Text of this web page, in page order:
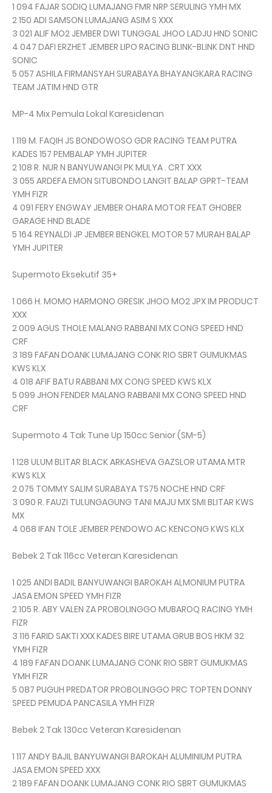
1 094 FAJAR SODIQ LUMAJANG FMR NRP SERULING YMH MX
2 150 ADI SAMSON LUMAJANG ASIM S XXX
3 021 ALIF MO2 JEMBER DWI TUNGGAL JHOO LADJU HND SONIC
4 047 DAFI ERZHET JEMBER LIPO RACING BLINK-BLINK DNT HND
SONIC
5 057 ASHILA FIRMANSYAH SURABAYA BHAYANGKARA RACING
TEAM JATIM HND GTR
MP-4 Mix Pemula Lokal Karesidenan
1 119 M. FAQIH JS BONDOWOSO GDR RACING TEAM PUTRA
KADES 157 PEMBALAP YMH JUPITER
2 108 R. NUR N BANYUWANGI PK MULYA . CRT XXX
3 055 ARDEFA EMON SITUBONDO LANGIT BALAP GPRT-TEAM
YMH FIZR
4 091 FERY ENGWAY JEMBER OHARA MOTOR FEAT GHOBER
GARAGE HND BLADE
5 164 REYNALDI JP JEMBER BENGKEL MOTOR 57 MURAH BALAP
YMH JUPITER
Supermoto Eksekutif 35+
1 066 H. MOMO HARMONO GRESIK JHOO MO2 JPX IM PRODUCT
XXX
2 009 AGUS THOLE MALANG RABBANI MX CONG SPEED HND
CRF
3 189 FAFAN DOANK LUMAJANG CONK RIO SBRT GUMUKMAS
KWS KLX
4 018 AFIF BATU RABBANI MX CONG SPEED KWS KLX
5 099 JHON FENDER MALANG RABBANI MX CONG SPEED HND
CRF
Supermoto 4 Tak Tune Up 150cc Senior (SM-5)
1 128 ULUM BLITAR BLACK ARKASHEVA GAZSLOR UTAMA MTR
KWS KLX
2 075 TOMMY SALIM SURABAYA TS75 NOCHE HND CRF
3 090 R. FAUZI TULUNGAGUNG TANI MAJU MX SMI BLITAR KWS
MX
4 068 IFAN TOLE JEMBER PENDOWO AC KENCONG KWS KLX
Bebek 2 Tak 116cc Veteran Karesidenan
1 025 ANDI BADIL BANYUWANGI BAROKAH ALMONIUM PUTRA
JASA EMON SPEED YMH FIZR
2 105 R. ABY VALEN ZA PROBOLINGGO MUBAROQ RACING YMH
FIZR
3 116 FARID SAKTI XXX KADES BIRE UTAMA GRUB BOS HKM 32
YMH FIZR
4 189 FAFAN DOANK LUMAJANG CONK RIO SBRT GUMUKMAS
YMH FIZR
5 087 PUGUH PREDATOR PROBOLINGGO PRC TOPTEN DONNY
SPEED PEMUDA PANCASILA YMH FIZR
Bebek 2 Tak 130cc Veteran Karesidenan
1 117 ANDY BAJIL BANYUWANGI BAROKAH ALUMINIUM PUTRA
JASA EMON SPEED XXX
2 189 FAFAN DOANK LUMAJANG CONK RIO SBRT GUMUKMAS